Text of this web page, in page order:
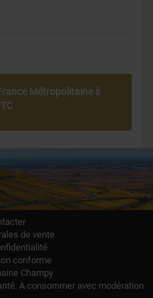
Métropolitaine à
de vente
conforme
Champy
A consommer avec modération